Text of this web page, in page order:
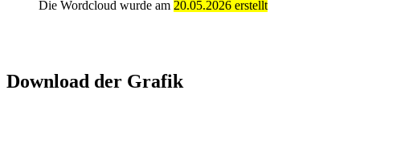
Die Wordcloud wurde am 20.05.2026 erstellt
Download der Grafik